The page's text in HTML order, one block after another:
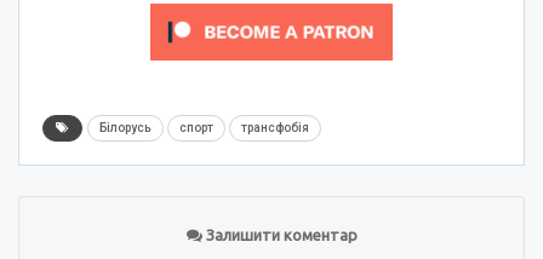
Білорусь спорт трансфобія
Залишити коментар